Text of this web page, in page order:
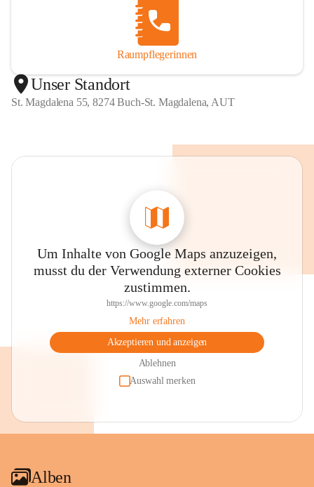
Raumpflegerinnen
Unser Standort
St. Magdalena 55, 8274 Buch-St. Magdalena, AUT
Um Inhalte von Google Maps anzuzeigen,
musst du der Verwendung externer Cookies
zustimmen.
https://www.google.com/maps
Mehr erfahren
Akzeptieren und anzeigen
Ablehnen
Auswahl merken
Alben